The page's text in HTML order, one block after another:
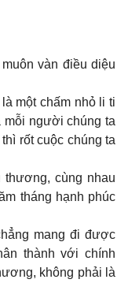
vàn điều diệu
một chấm nhỏ li ti
mỗi người chúng ta
rốt cuộc chúng ta
thương, cùng nhau
tháng hạnh phúc
mang đi được
thành với chính
không phải là